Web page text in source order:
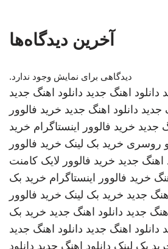
آخرین دیدگاه‌ها
دیدگاهی برای نمایش وجود ندارد.
دانلود اهنگ جدید دانلود اهنگ جدید
جدید دانلود اهنگ جدید خرید فالوور
جدید خرید فالوور اینستاگرام خرید
روسری خرید بک لینک خرید فالوور
اهنگ جدید خرید فالوور لایک کامنت
خرید فالوور اینستاگرام خرید بک
جدید خرید بک لینک خرید فالوور
جدید دانلود اهنگ جدید خرید بک
دانلود اهنگ جدید دانلود اهنگ جدید
بک لینک دانلود اهنگ جدید دانلود